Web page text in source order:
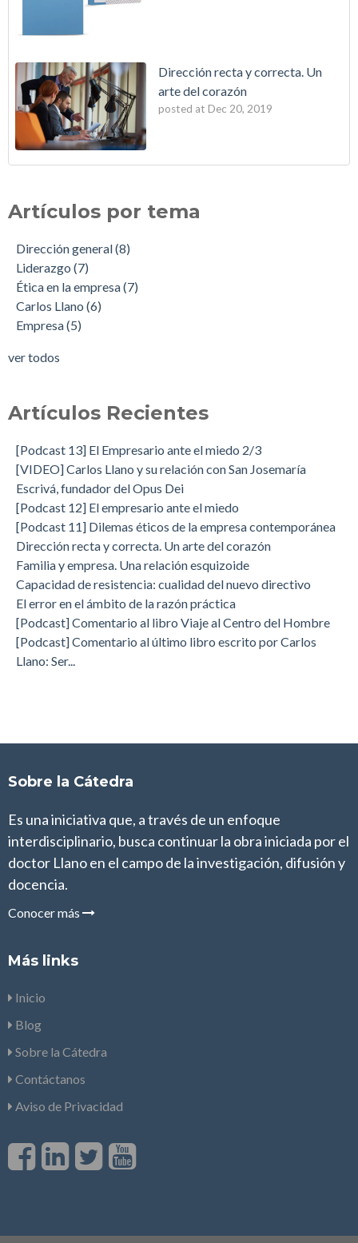
Dirección recta y correcta. Un
arte del corazón
posted at Dec 20, 2019
Artículos por tema
Dirección general(8)
Liderazgo (7)
Ética en la empresa(7)
Carlos Llano (6)
Empresa(5)
ver todos
Artículos Recientes
[Podcast 13] El Empresario ante el miedo 2/3
[VIDEO] Carlos Llano y su relación con San Josemaría
Escrivá, fundador del Opus Dei
[Podcast 12] El empresario ante el miedo
[Podcast 11] Dilemas éticos de la empresa contemporánea
Dirección recta y correcta. Un arte del corazón
Familia y empresa. Una relación esquizoide
Capacidad de resistencia: cualidad del nuevo directivo
El error en el ámbito de la razón práctica
[Podcast] Comentario al libro Viaje al Centro del Hombre
[Podcast] Comentario al último libro escrito por Carlos
Llano: Ser...
Sobre la Cátedra
Es una iniciativa que, a través de un enfoque
interdisciplinario, busca continuar la obra iniciada por el
doctor Llano en el campo de la investigación, difusión y
docencia.
Conocer más
Más links
Inicio
Blog
Sobre la Cátedra
Contáctanos
Aviso de Privacidad